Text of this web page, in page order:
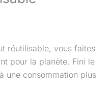
réutilisable, vous faites
pour la planète. Fini le
une consommation plus